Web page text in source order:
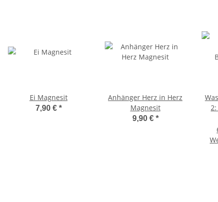
Ei Magnesit
7,90 € *
Anhänger Herz in Herz
Magnesit
9,90 € *